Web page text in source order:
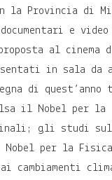
la Provincia di
e
al
in sala
di
il Nobel per la
gli studi sul
Nobel per la
cambiamenti